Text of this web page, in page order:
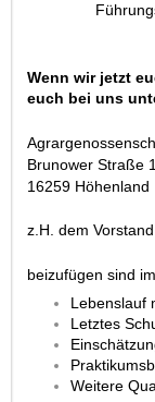
Wenn wir jetzt
euch bei uns
Brunower Straße 1
16259 Höhenland
z.H. dem Vorstand
beizufügen sind
Lebenslauf
Letztes
Weitere